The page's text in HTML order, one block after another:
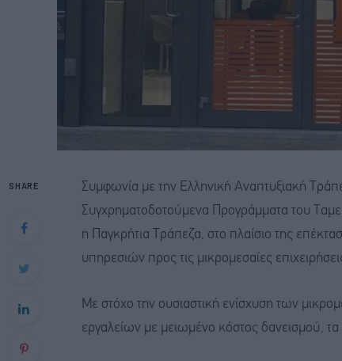
SHARE
Συμφωνία με την Ελληνική Αναπτυξιακή
Συγχρηματοδοτούμενα Προγράμματα του
η Παγκρήτια Τράπεζα, στο πλαίσιο της
υπηρεσιών προς τις μικρομεσαίες
Με στόχο την ουσιαστική ενίσχυση των
εργαλείων με μειωμένο κόστος δανεισμού,